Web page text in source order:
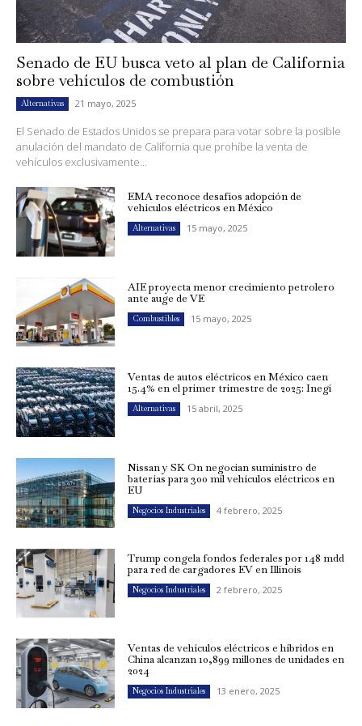
Senado de EU busca veto al plan de California
sobre vehículos de combustión
Alternativas 21 mayo, 2025
El Senado de Estados Unidos se prepara para votar sobre la posible
anulación del mandato de California que prohíbe la venta de
vehículos exclusivamente...
EMA reconoce desafíos adopción de
vehículos eléctricos en México
Alternativas 15 mayo, 2025
AIE proyecta menor crecimiento petrolero
ante auge de VE
Combustibles 15 mayo, 2025
Ventas de autos eléctricos en México caen
15.4% en el primer trimestre de 2025: Inegi
Alternativas 15 abril, 2025
Nissan y SK On negocian suministro de
baterías para 300 mil vehículos eléctricos en
EU
Negocios Industriales 4 febrero, 2025
Trump congela fondos federales por 148 mdd
para red de cargadores EV en Illinois
Negocios Industriales 2 febrero, 2025
Ventas de vehículos eléctricos e híbridos en
China alcanzan 10,899 millones de unidades en
2024
Negocios Industriales 13 enero, 2025